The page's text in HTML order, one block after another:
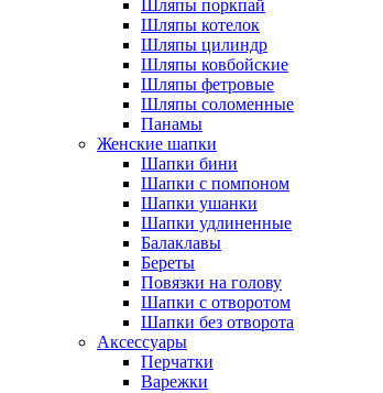
Шляпы поркпай
Шляпы котелок
Шляпы цилиндр
Шляпы ковбойские
Шляпы фетровые
Шляпы соломенные
Панамы
Женские шапки
Шапки бини
Шапки с помпоном
Шапки ушанки
Шапки удлиненные
Балаклавы
Береты
Повязки на голову
Шапки с отворотом
Шапки без отворота
Аксессуары
Перчатки
Варежки